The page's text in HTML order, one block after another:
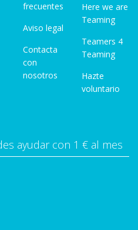
frecuentes
Aviso legal
Contacta
con
nosotros
Here we are
Teaming
Teamers 4
Teaming
Hazte
voluntario
ayudar con 1 € al mes